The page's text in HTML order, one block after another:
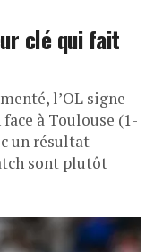
clé qui fait
l’OL signe
à Toulouse (1-
un résultat
sont plutôt